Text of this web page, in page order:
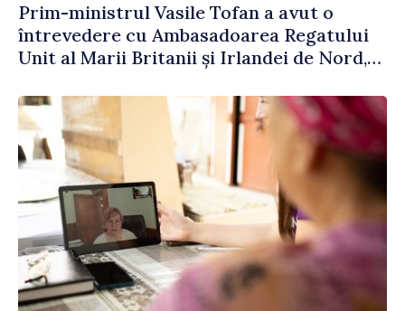
Prim-ministrul Vasile Tofan a avut o
întrevedere cu Ambasadoarea Regatului
Unit al Marii Britanii și Irlandei de Nord,